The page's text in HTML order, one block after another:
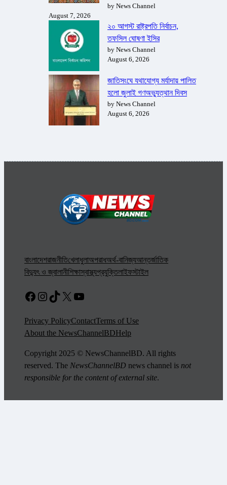
by News Channel
August 7, 2026
২০ আগস্ট রাষ্ট্রপতি নির্বাচন,
তফসিল ঘোষণা ইসির
by News Channel
August 6, 2026
জাতিসংঘে যথাযোগ্য মর্যাদায় পালিত
হলো জুলাই গণঅভ্যুত্থান দিবস
by News Channel
August 6, 2026
বাংলাদেশরাজনীতিখেলাধুলাঅপরাধঅর্থ-বানিজ্যআন্তর্জাতিক
বিদ্যুৎ ও জ্বালানীশিক্ষাস্বাস্থ্যপ্রযুক্তিলাইফস্টাইল
Facebook
Instagram
TikTok
X YouTube
Privacy PolicyContactTerms of Use
About the NewsChannelBDHelp
Copyright 2025 © NewsChannelBD. All rights
reserved. The NewsChannelBD news channel is not
responsible for the content of external site.